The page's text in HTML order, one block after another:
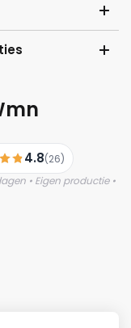
4.8(26)
• Eigen productie •